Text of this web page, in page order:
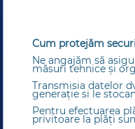
Cum protejăm
Ne angajăm să
măsuri tehnice și
Transmisia datelor
generație si le
Pentru efectuarea
privitoare la plăţi